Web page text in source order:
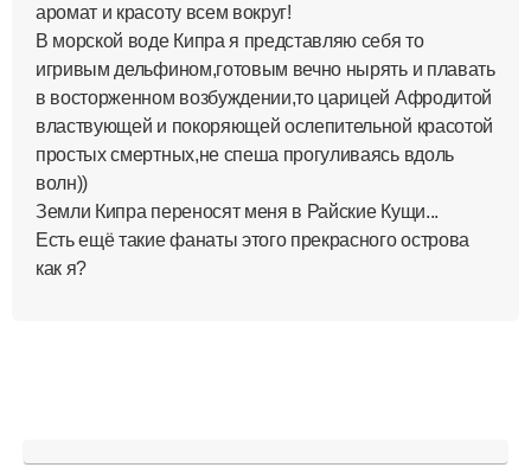
аромат и красоту всем вокруг!
В морской воде Кипра я представляю себя то
игривым дельфином,готовым вечно нырять и плавать
в восторженном возбуждении,то царицей Афродитой
властвующей и покоряющей ослепительной красотой
простых смертных,не спеша прогуливаясь вдоль
волн))
Земли Кипра переносят меня в Райские Кущи...
Есть ещё такие фанаты этого прекрасного острова
как я?